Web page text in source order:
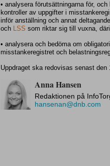
• analysera förutsättningarna för,
kontroller av uppgifter i
inför anställning och annat
och LSS som riktar sig till vuxna,
• analysera och bedöma om
misstankeregistret och
Uppdraget ska redovisas senast den
Anna Hansen
Redaktionen på
hansenan@dnb.com